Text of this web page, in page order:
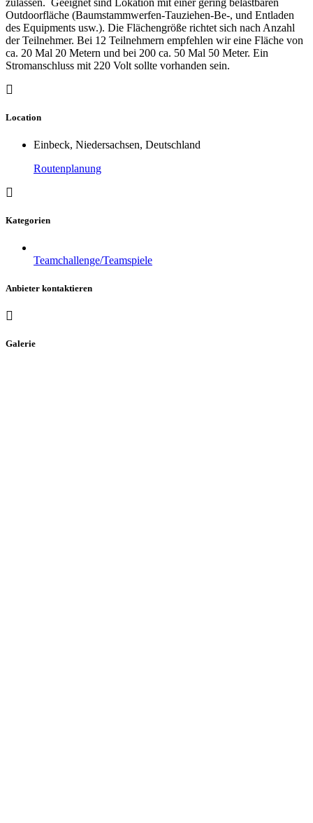
Outdoorfläche (Baumstammwerfen-Tauziehen-Be-, und Entladen
des Equipments usw.). Die Flächengröße richtet sich nach Anzahl
der Teilnehmer. Bei 12 Teilnehmern empfehlen wir eine Fläche von
ca. 20 Mal 20 Metern und bei 200 ca. 50 Mal 50 Meter. Ein
Stromanschluss mit 220 Volt sollte vorhanden sein.
Location
Einbeck, Niedersachsen, Deutschland
Routenplanung
Kategorien
Teamchallenge/Teamspiele
Anbieter kontaktieren
Galerie